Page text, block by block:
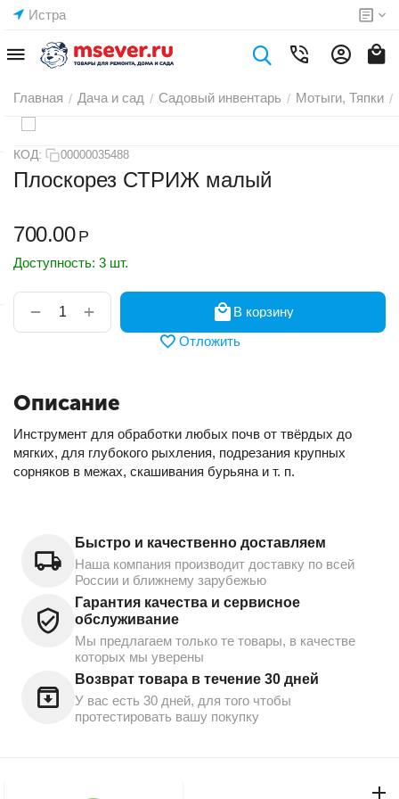
Истра
Главная / Дача и сад / Садовый инвентарь / Мотыги, Тяпки /
КОД: 00000035488
Плоскорез СТРИЖ малый
700.00 Р
Доступность: 3 шт.
+
−
В корзину
Отложить
Описание
Инструмент для обработки любых почв от твёрдых до
мягких, для глубокого рыхления, подрезания крупных
сорняков в межах, скашивания бурьяна и т. п.
Быстро и качественно доставляем
Наша компания производит доставку по всей
России и ближнему зарубежью
Гарантия качества и сервисное
обслуживание
Мы предлагаем только те товары, в качестве
которых мы уверены
Возврат товара в течение 30 дней
У вас есть 30 дней, для того чтобы
протестировать вашу покупку